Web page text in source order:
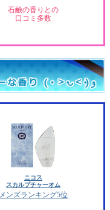
石鹸の香りとの
口コミ多数
ニコス
スカルプチャーオム
メンズランキング5位